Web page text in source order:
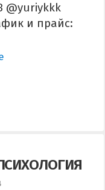
@yuriykkk
и прайс: